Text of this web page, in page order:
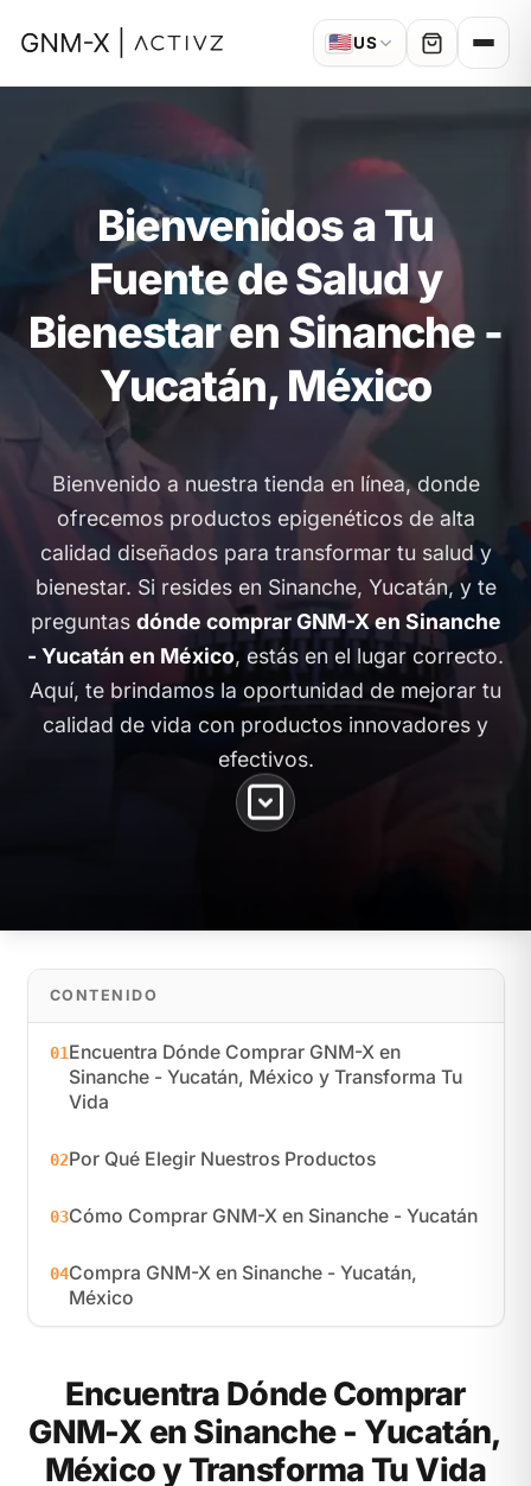
🇺🇸US
Bienvenidos a Tu
Fuente de Salud y
Bienestar en Sinanche -
Yucatán, México
Bienvenido a nuestra tienda en línea, donde
ofrecemos productos epigenéticos de alta
calidad diseñados para transformar tu salud y
bienestar. Si resides en Sinanche, Yucatán, y te
preguntas dónde comprar GNM-X en Sinanche
- Yucatán en México, estás en el lugar correcto.
Aquí, te brindamos la oportunidad de mejorar tu
calidad de vida con productos innovadores y
efectivos.
CONTENIDO
01Encuentra Dónde Comprar GNM-X en
Sinanche - Yucatán, México y Transforma Tu
Vida
02Por Qué Elegir Nuestros Productos
03Cómo Comprar GNM-X en Sinanche - Yucatán
04Compra GNM-X en Sinanche - Yucatán,
México
Encuentra Dónde Comprar
GNM-X en Sinanche - Yucatán,
México y Transforma Tu Vida